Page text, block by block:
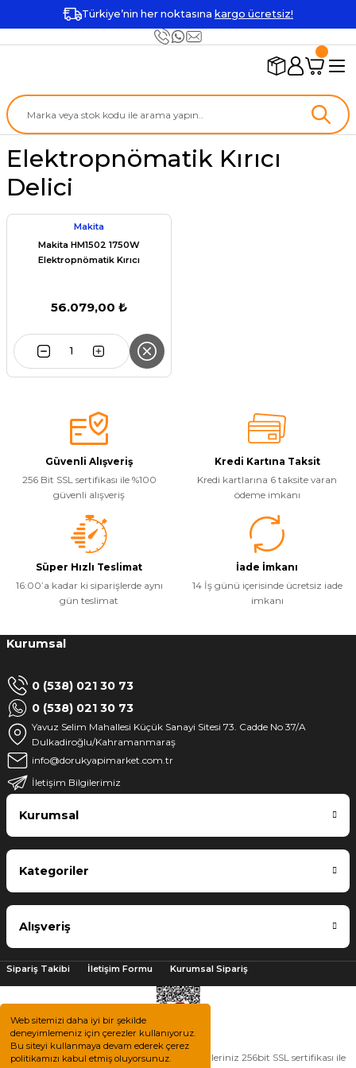
Web sitemizi daha iyi bir şekilde
deneyimlemeniz için çerezler kullanıyoruz.
Bu siteyi kullanmaya devam ederek çerez
politikamızı kabul etmiş oluyorsunuz.
Türkiye’nin her noktasına kargo ücretsiz!
Elektropnömatik Kırıcı
Delici
Makita
Makita HM1502 1750W
Elektropnömatik Kırıcı
56.079,00 ₺
Güvenli Alışveriş
256 Bit SSL sertifikası ile %100
güvenli alışveriş
Kredi Kartına Taksit
Kredi kartlarına 6 taksite varan
ödeme imkanı
Süper Hızlı Teslimat
16:00’a kadar ki siparişlerde aynı
gün teslimat
İade İmkanı
14 İş günü içerisinde ücretsiz iade
imkanı
Kurumsal
0 (538) 021 30 73
0 (538) 021 30 73
Yavuz Selim Mahallesi Küçük Sanayi Sitesi 73. Cadde No 37/A
Dulkadiroğlu/Kahramanmaraş
info@dorukyapimarket.com.tr
İletişim Bilgilerimiz
Kurumsal
Kategoriler
Alışveriş
Sipariş Takibi İletişim Formu Kurumsal Sipariş
2025 © Tüm hakları saklıdır. Kredi kartı bilgileriniz 256bit SSL sertifikası ile